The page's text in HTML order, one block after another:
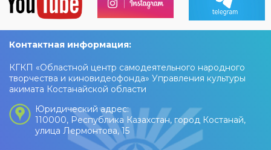
Контактная информация:
КГКП «Областной центр самодеятельного народного
творчества и киновидеофонда» Управления культуры
акимата Костанайской области
Юридический адрес:
110000, Республика Казахстан, город Костанай,
улица Лермонтова, 15